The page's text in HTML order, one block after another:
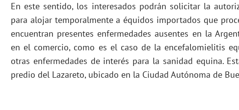
En este sentido, los interesados podrán solicitar la
para alojar temporalmente a équidos importados que
encuentran presentes enfermedades ausentes en la
en el comercio, como es el caso de la encefalomielitis
otras enfermedades de interés para la sanidad equina.
predio del Lazareto, ubicado en la Ciudad Autónoma de